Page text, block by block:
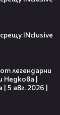
INclusive
легендарни
Недкова |
5 авг. 2026 |